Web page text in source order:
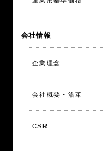
会社情報
企業理念
会社概要・沿革
CSR